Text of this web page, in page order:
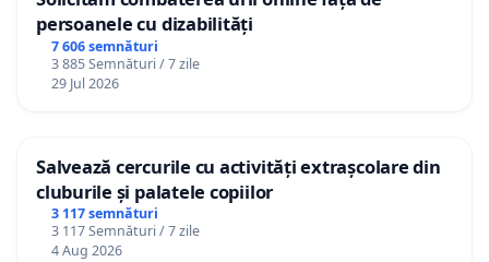
persoanele cu dizabilități
7 606 semnături
3 885 Semnături / 7 zile
29 Jul 2026
Salvează cercurile cu activități extrașcolare din
cluburile și palatele copiilor
3 117 semnături
3 117 Semnături / 7 zile
4 Aug 2026